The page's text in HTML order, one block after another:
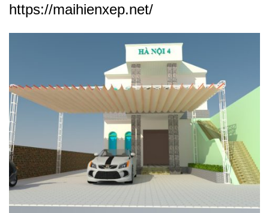
https://maihienxep.net/